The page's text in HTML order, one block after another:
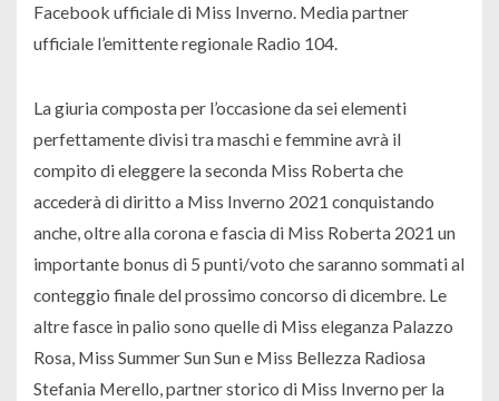
Facebook ufficiale di Miss Inverno. Media partner
ufficiale l’emittente regionale Radio 104.
La giuria composta per l’occasione da sei elementi
perfettamente divisi tra maschi e femmine avrà il
compito di eleggere la seconda Miss Roberta che
accederà di diritto a Miss Inverno 2021 conquistando
anche, oltre alla corona e fascia di Miss Roberta 2021 un
importante bonus di 5 punti/voto che saranno sommati al
conteggio finale del prossimo concorso di dicembre. Le
altre fasce in palio sono quelle di Miss eleganza Palazzo
Rosa, Miss Summer Sun Sun e Miss Bellezza Radiosa
Stefania Merello, partner storico di Miss Inverno per la